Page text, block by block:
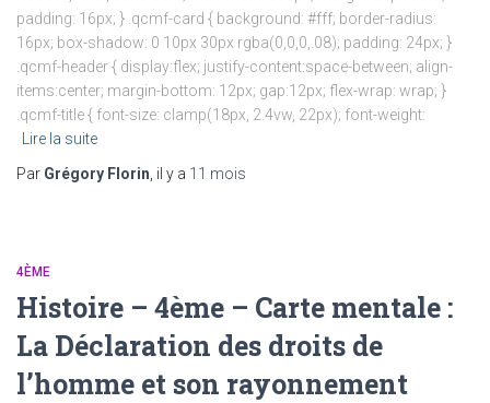
padding: 16px; } .qcmf-card { background: #fff; border-radius:
16px; box-shadow: 0 10px 30px rgba(0,0,0,.08); padding: 24px; }
.qcmf-header { display:flex; justify-content:space-between; align-
items:center; margin-bottom: 12px; gap:12px; flex-wrap: wrap; }
.qcmf-title { font-size: clamp(18px, 2.4vw, 22px); font-weight:
Lire la suite
Par Grégory Florin , il y a 11 mois
4ÈME
Histoire – 4ème – Carte mentale :
La Déclaration des droits de
l’homme et son rayonnement